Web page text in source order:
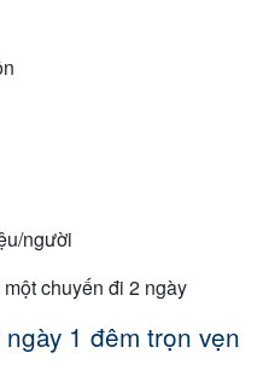
người
chuyến đi 2 ngày
1 đêm trọn vẹn